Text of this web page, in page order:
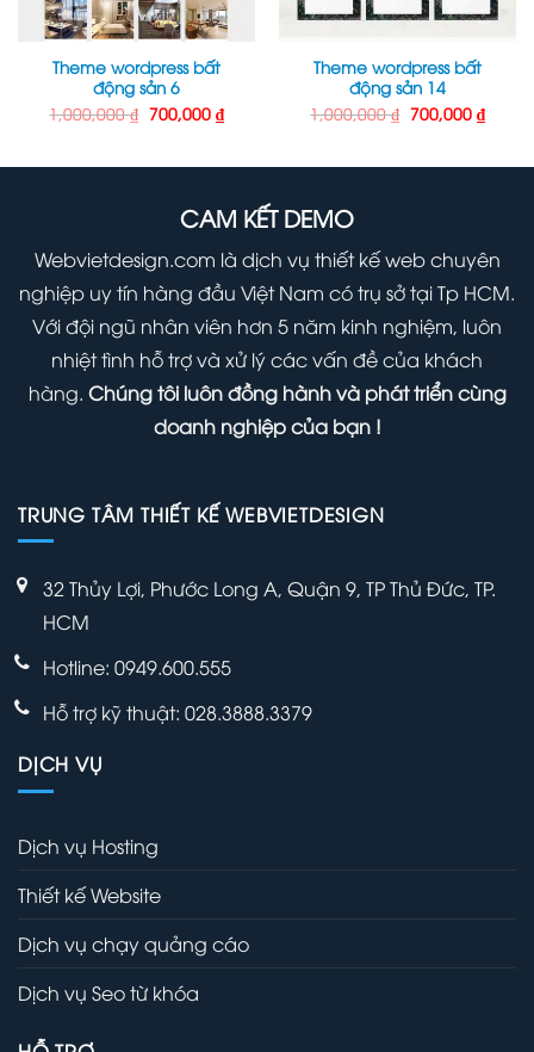
Theme wordpress bất
động sản 6
1,000,000₫ Giá
gốc
700,000 ₫Giá
hiện
700,000 ₫.
Theme wordpress bất
động sản 14
1,000,000₫ Giá
gốc
700,000 ₫Giá
hiện
₫.
CAM KẾT DEMO
Webvietdesign.com là dịch vụ thiết kế web chuyên
nghiệp uy tín hàng đầu Việt Nam có trụ sở tại Tp HCM.
Với đội ngũ nhân viên hơn 5 năm kinh nghiệm, luôn
nhiệt tình hỗ trợ và xử lý các vấn đề của khách
hàng. Chúng tôi luôn đồng hành và phát triển cùng
doanh nghiệp của bạn !
TRUNG TÂM THIẾT KẾ WEBVIETDESIGN
32 Thủy Lợi, Phước Long A, Quận 9, TP Thủ Đức, TP.
HCM
Hotline: 0949.600.555
Hỗ trợ kỹ thuật: 028.3888.3379
DỊCH VỤ
Dịch vụ Hosting
Thiết kế Website
Dịch vụ chạy quảng cáo
Dịch vụ Seo từ khóa